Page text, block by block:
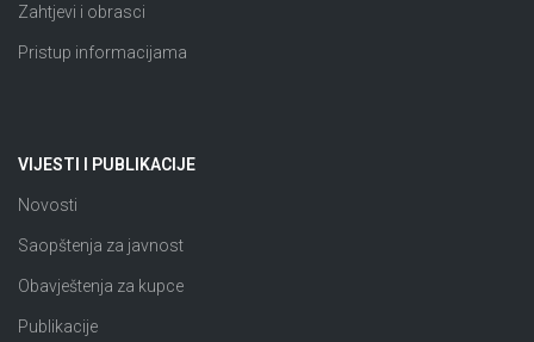
Zahtjevi i obrasci
Pristup informacijama
VIJESTI I PUBLIKACIJE
Novosti
Saopštenja za javnost
Obavještenja za kupce
Publikacije